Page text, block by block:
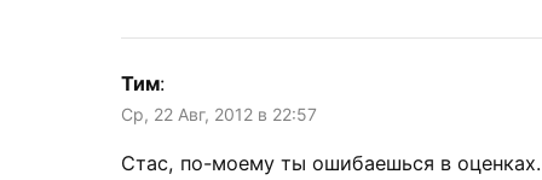
Тим:
Ср, 22 Авг, 2012 в 22:57
Стас, по-моему ты ошибаешься в оценках.